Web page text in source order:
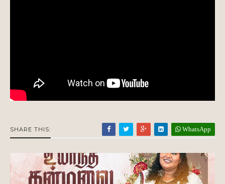
SHARE THIS: WhatsApp